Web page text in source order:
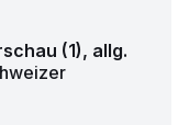
(1), allg.